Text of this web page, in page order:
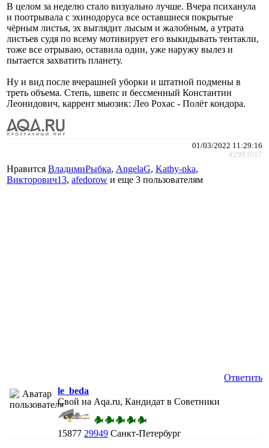
В целом за неделю стало визуально лучше. Вчера психанула
и поотрывала с эхинодоруса все оставшиеся покрытые
чёрным листья, эх выглядит лысым и жалобным, а утрата
листьев судя по всему мотивирует его выкидывать тентакли,
тоже все отрываю, оставила один, уже наружу вылез и
пытается захватить планету.
Ну и вид после вчерашней уборки и штатной подмены в
треть объема. Степь, швепс и бессменный Константин
Леонидович, каррент мьюзик: Лео Рохас - Полёт кондора.
01/03/2022 11:29:16
#2993017
Нравится ВладимиРыбка, AngelaG, Kathy-nka,
Викторович13, afedorow и еще 3 пользователям
Ответить
le_beda
Свой на Aqa.ru, Кандидат в Советники
15877 29949 Санкт-Петербург